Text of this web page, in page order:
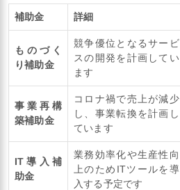
補助金 詳細
ものづく
り補助金
競争優位となるサービ
スの開発を計画してい
ます
事業再構
築補助金
コロナ禍で売上が減少
し、事業転換を計画し
ています
IT導入補
助金
業務効率化や生産性向
上のためITツールを導
入する予定です